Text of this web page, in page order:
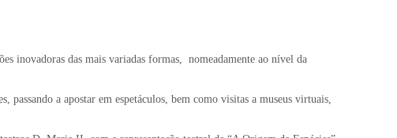
inovadoras das mais variadas formas, nomeadamente ao nível da
a apostar em espetáculos, bem como visitas a museus virtuais,